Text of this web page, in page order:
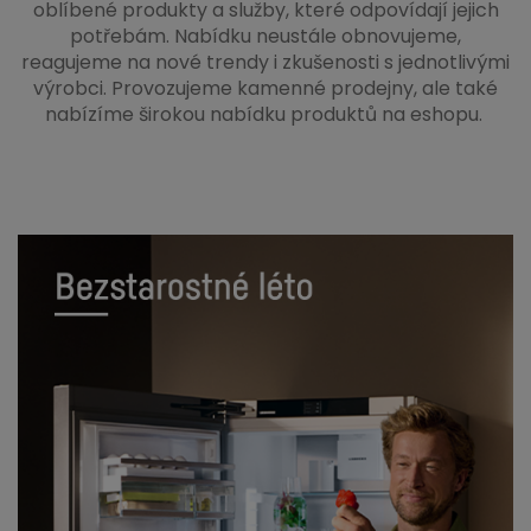
oblíbené produkty a služby, které odpovídají jejich
potřebám. Nabídku neustále obnovujeme,
reagujeme na nové trendy i zkušenosti s jednotlivými
výrobci. Provozujeme kamenné prodejny, ale také
nabízíme širokou nabídku produktů na eshopu.